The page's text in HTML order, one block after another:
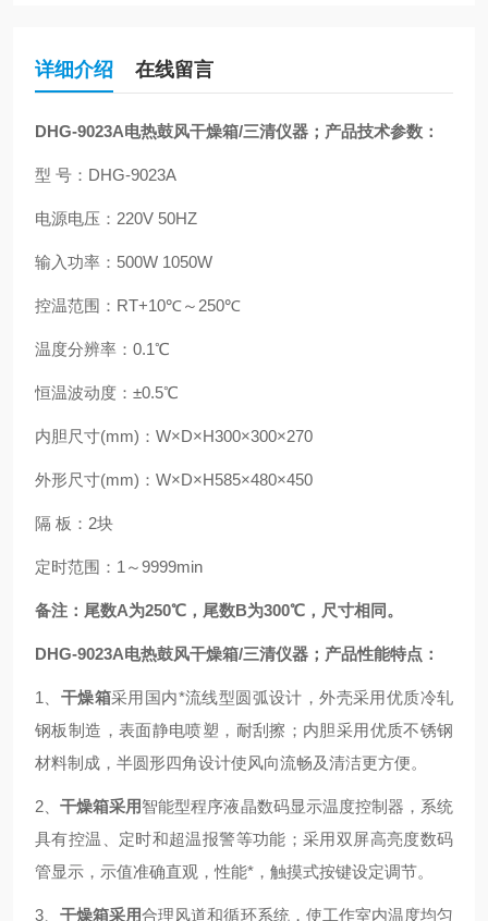
详细介绍 在线留言
DHG-9023A电热鼓风干燥箱/三清仪器；产品技术参数：
型 号：DHG-9023A
电源电压：220V 50HZ
输入功率：500W 1050W
控温范围：RT+10℃～250℃
温度分辨率：0.1℃
恒温波动度：±0.5℃
内胆尺寸(mm)：W×D×H300×300×270
外形尺寸(mm)：W×D×H585×480×450
隔 板：2块
定时范围：1～9999min
备注：尾数A为250℃，尾数B为300℃，尺寸相同。
DHG-9023A电热鼓风干燥箱/三清仪器；产品性能特点：
1、 干燥箱采用国内*流线型圆弧设计，外壳采用优质冷轧
钢板制造，表面静电喷塑，耐刮擦；内胆采用优质不锈钢
材料制成，半圆形四角设计使风向流畅及清洁更方便。
2、干燥箱采用智能型程序液晶数码显示温度控制器 ，系统
具有控温、定时和超温报警等功能；采用双屏高亮度数码
管显示，示值准确直观，性能*，触摸式按键设定调节。
3、干燥箱采用合理风道和循环系统，使工作室内温度均匀